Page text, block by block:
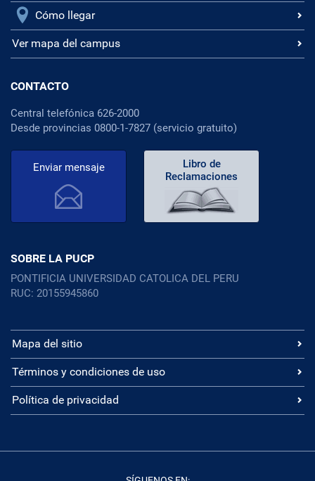
Cómo llegar
Ver mapa del campus
CONTACTO
Central telefónica 626-2000
Desde provincias 0800-1-7827 (servicio gratuito)
Enviar mensaje
Libro de
Reclamaciones
SOBRE LA PUCP
PONTIFICIA UNIVERSIDAD CATOLICA DEL PERU
RUC: 20155945860
Mapa del sitio
Términos y condiciones de uso
Política de privacidad